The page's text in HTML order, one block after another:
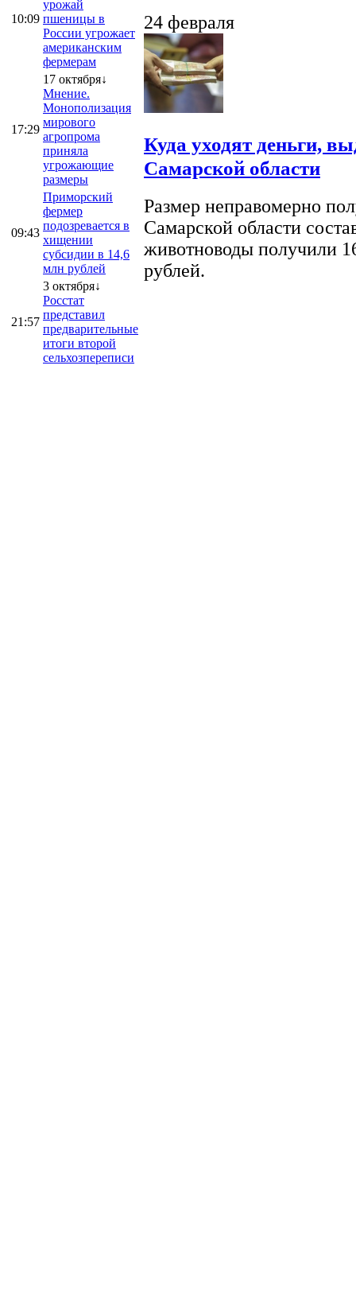
10:09
урожай
пшеницы в
России угрожает
американским
фермерам
17:29
17 октября↓
Мнение.
Монополизация
мирового
агропрома
приняла
угрожающие
размеры
09:43
Приморский
фермер
подозревается в
хищении
субсидии в 14,6
млн рублей
21:57
3 октября↓
Росстат
представил
предварительные
итоги второй
сельхозпереписи
24 февраля
Куда уходят деньги,
Самарской области
Размер неправомерно
Самарской области
животноводы получили
рублей.